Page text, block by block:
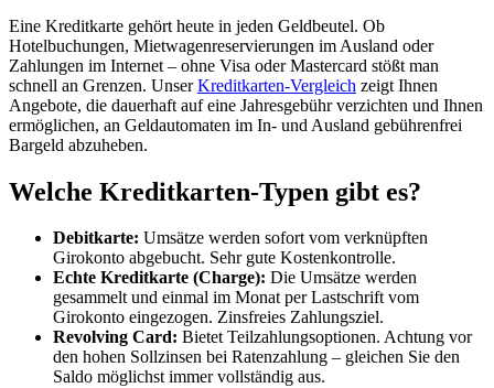
Eine Kreditkarte gehört heute in jeden Geldbeutel. Ob
Hotelbuchungen, Mietwagenreservierungen im Ausland oder
Zahlungen im Internet – ohne Visa oder Mastercard stößt man
schnell an Grenzen. UnserKreditkarten-Vergleich zeigt Ihnen
Angebote, die dauerhaft auf eine Jahresgebühr verzichten und Ihnen
ermöglichen, an Geldautomaten im In- und Ausland gebührenfrei
Bargeld abzuheben.
Welche Kreditkarten-Typen gibt es?
Debitkarte: Umsätze werden sofort vom verknüpften
Girokonto abgebucht. Sehr gute Kostenkontrolle.
Echte Kreditkarte (Charge): Die Umsätze werden
gesammelt und einmal im Monat per Lastschrift vom
Girokonto eingezogen. Zinsfreies Zahlungsziel.
Revolving Card: Bietet Teilzahlungsoptionen. Achtung vor
den hohen Sollzinsen bei Ratenzahlung – gleichen Sie den
Saldo möglichst immer vollständig aus.